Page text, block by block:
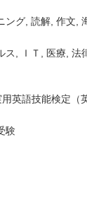
ング 読解 作文
ス ＩＴ 医療 法
英語技能検定（
験